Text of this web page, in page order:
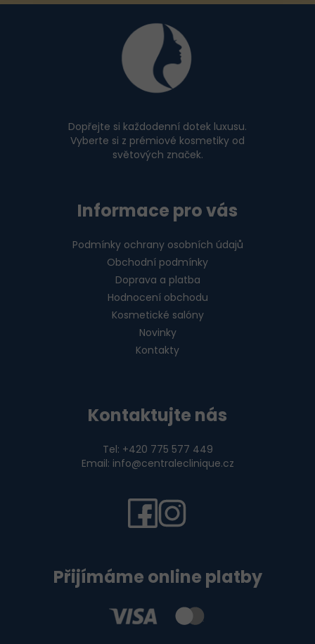
Dopřejte si každodenní dotek luxusu.
Vyberte si z prémiové kosmetiky od
světových značek.
Informace pro vás
Podmínky ochrany osobních údajů
Obchodní podmínky
Doprava a platba
Hodnocení obchodu
Kosmetické salóny
Novinky
Kontakty
Kontaktujte nás
Tel: +420 775 577 449
Email: info@centraleclinique.cz
Přijímáme online platby